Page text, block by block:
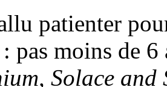
patienter
pas moins de 6
Solace and